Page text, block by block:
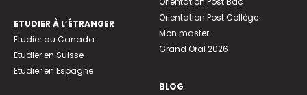
ETUDIER À L’ÉTRANGER
Etudier au Canada
Etudier en Suisse
Etudier en Espagne
Orientation Post Collège
Mon master
Grand Oral 2026
BLOG